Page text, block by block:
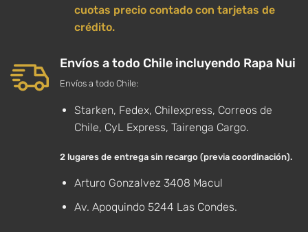
cuotas precio contado con tarjetas de
crédito.
Envíos a todo Chile incluyendo Rapa Nui
Envíos a todo Chile:
Starken, Fedex, Chilexpress, Correos de
Chile, CyL Express, Tairenga Cargo.
2 lugares de entrega sin recargo (previa coordinación).
Arturo Gonzalvez 3408 Macul
Av. Apoquindo 5244 Las Condes.